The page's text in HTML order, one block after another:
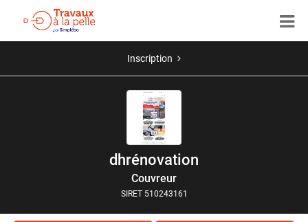
Inscription
dhrénovation
Couvreur
SIRET 510243161